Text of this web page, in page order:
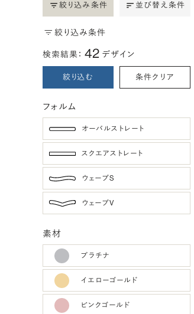
絞り込み条件 並び替え条件
絞り込み条件
検索結果： 42 デザイン
絞り込む 条件クリア
フォルム
オーバルストレート
スクエアストレート
ウェーブS
ウェーブV
素材
プラチナ
イエローゴールド
ピンクゴールド